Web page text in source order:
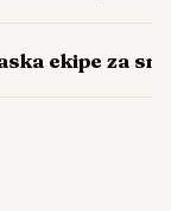
ekipe za